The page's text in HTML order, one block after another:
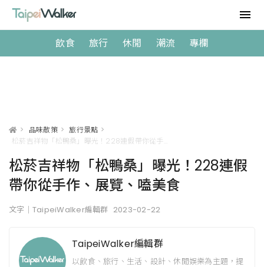
飲食 旅行 休閒 潮流 專欄
> 品味散策 > 旅行景點 >
松菸吉祥物「松鴨桑」曝光！228連假
帶你從手作、展覽、嗑美食
文字｜TaipeiWalker編輯群 2023-02-22
TaipeiWalker編輯群
以飲食、旅行、生活、設計、休閒娛樂為主題，提